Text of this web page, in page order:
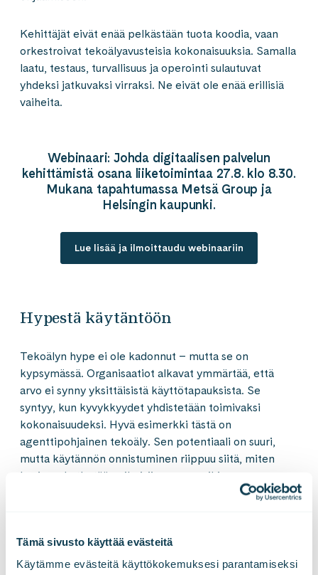
Tämä sivusto käyttää evästeitä
Käytämme evästeitä käyttökokemuksesi parantamiseksi
Kehittäjät eivät enää pelkästään tuota koodia, vaan
orkestroivat tekoälyavusteisia kokonaisuuksia. Samalla
laatu, testaus, turvallisuus ja operointi sulautuvat
yhdeksi jatkuvaksi virraksi. Ne eivät ole enää erillisiä
vaiheita.
Webinaari: Johda digitaalisen palvelun
kehittämistä osana liiketoimintaa 27.8. klo 8.30.
Mukana tapahtumassa Metsä Group ja
Helsingin kaupunki.
Lue lisää ja ilmoittaudu webinaariin
Hypestä käytäntöön
Tekoälyn hype ei ole kadonnut – mutta se on
kypsymässä. Organisaatiot alkavat ymmärtää, että
arvo ei synny yksittäisistä käyttötapauksista. Se
syntyy, kun kyvykkyydet yhdistetään toimivaksi
kokonaisuudeksi. Hyvä esimerkki tästä on
agenttipohjainen tekoäly. Sen potentiaali on suuri,
mutta käytännön onnistuminen riippuu siitä, miten
hyvin se kytketään oikeisiin prosesseihin.
selkeästi digitaaliseen kehittämiseen ja uudistettuun
toimintamalliin, vaikutukset alkavat näkyä: